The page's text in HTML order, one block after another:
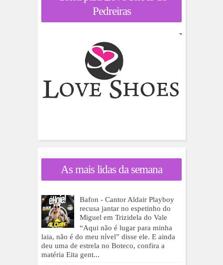
Pedreiras
As mais lidas da semana
Bafon - Cantor Aldair Playboy
recusa jantar no espetinho do
Miguel em Trizidela do Vale
“Aqui não é lugar para minha
laia, não é do meu nível” disse ele. E ainda
deu uma de estrela no Boteco, confira a
matéria Eita gent...